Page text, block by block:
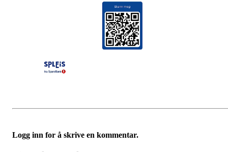
Logg inn for å skrive en kommentar.